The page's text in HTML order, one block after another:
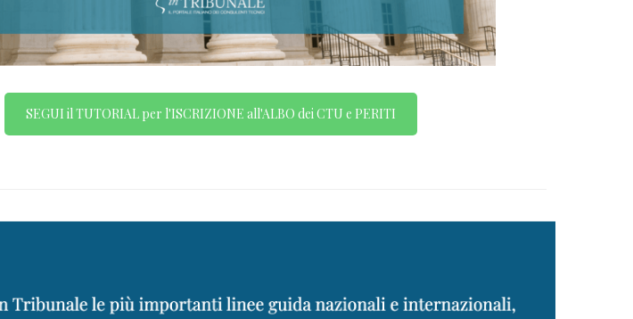
SEGUI il TUTORIAL per l'ISCRIZIONE all'ALBO dei CTU e PERITI